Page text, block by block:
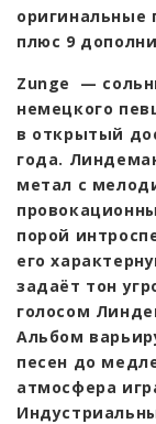
оригинальные
плюс 9
Zunge —
немецкого
в открытый
года.
метал с
порой
его
задаёт тон
голосом
Альбом
песен до
атмосфера